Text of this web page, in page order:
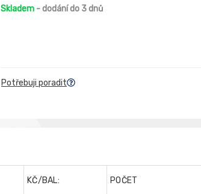
Skladem - dodání do 3 dnů
Potřebuji poradit
KČ/BAL: POČET